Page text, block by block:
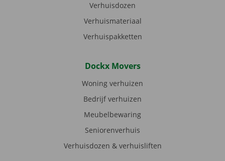
Verhuisdozen
Verhuismateriaal
Verhuispakketten
Dockx Movers
Woning verhuizen
Bedrijf verhuizen
Meubelbewaring
Seniorenverhuis
Verhuisdozen & verhuisliften